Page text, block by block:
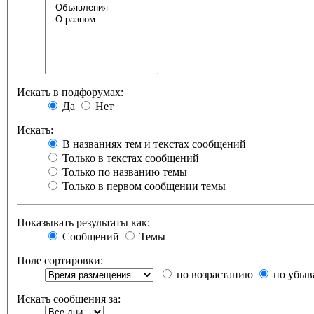
Искать в подфорумах:
Да
Нет
Искать:
В названиях тем и текстах сообщений
Только в текстах сообщений
Только по названию темы
Только в первом сообщении темы
Показывать результаты как:
Сообщений
Темы
Поле сортировки:
по возрастанию
по
Искать сообщения за: